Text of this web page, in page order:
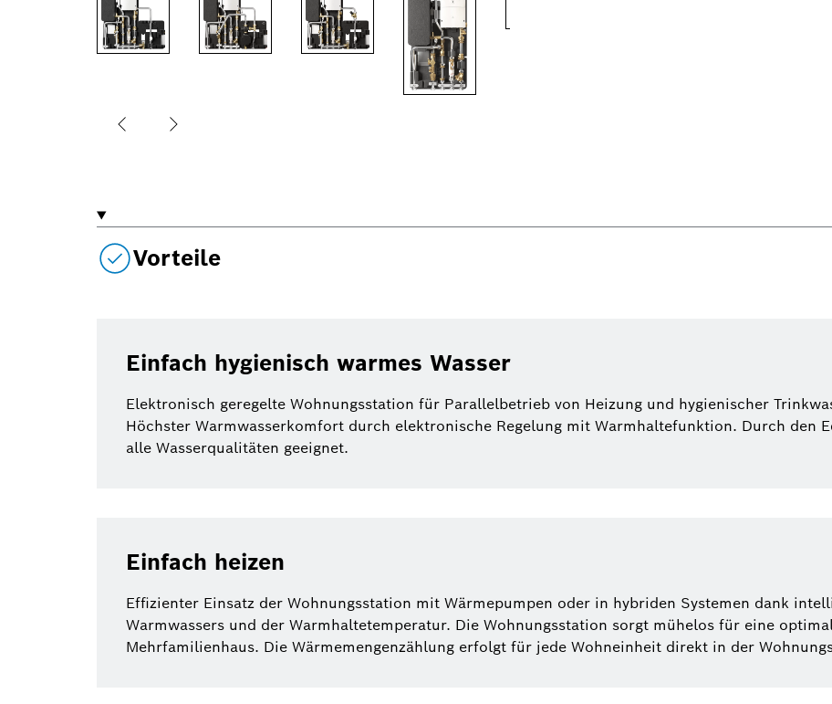
Vorteile
Einfach hygienisch warmes Wasser
Elektronisch geregelte Wohnungsstation für Parallelbetrieb von Heizung und hygienischer
Höchster Warmwasserkomfort durch elektronische Regelung mit Warmhaltefunktion. Durch den
alle Wasserqualitäten geeignet.
Einfach heizen
Effizienter Einsatz der Wohnungsstation mit Wärmepumpen oder in hybriden Systemen dank
Warmwassers und der Warmhaltetemperatur. Die Wohnungsstation sorgt mühelos für eine
Mehrfamilienhaus. Die Wärmemengenzählung erfolgt für jede Wohneinheit direkt in der